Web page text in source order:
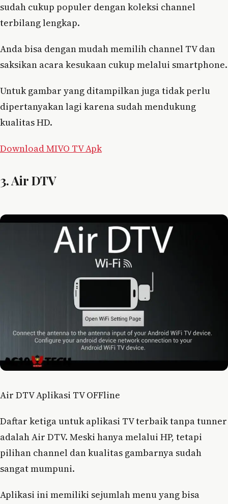
sudah cukup populer dengan koleksi channel
terbilang lengkap.
Anda bisa dengan mudah memilih channel TV dan
saksikan acara kesukaan cukup melalui smartphone.
Untuk gambar yang ditampilkan juga tidak perlu
dipertanyakan lagi karena sudah mendukung
kualitas HD.
Download MIVO TV Apk
3. Air DTV
Air DTV Aplikasi TV OFFline
Daftar ketiga untuk aplikasi TV terbaik tanpa tunner
adalah Air DTV. Meski hanya melalui HP, tetapi
pilihan channel dan kualitas gambarnya sudah
sangat mumpuni.
Aplikasi ini memiliki sejumlah menu yang bisa